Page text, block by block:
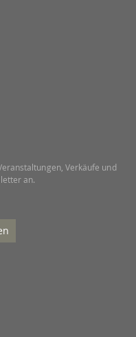
Verkäufe und
an.